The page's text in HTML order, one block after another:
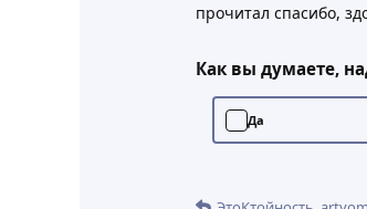
прочитал спасибо,
Как вы думаете,
Да